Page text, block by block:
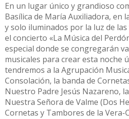
En un lugar único y grandioso
Basílica de María Auxiliadora, en
y solo iluminados por la luz de
el concierto «La Música del
especial donde se congregarán
musicales para crear esta noche
tendremos a la Agrupación
Consolación, la banda de
Nuestro Padre Jesús Nazareno,
Nuestra Señora de Valme (Dos
Cornetas y Tambores de la Vera-